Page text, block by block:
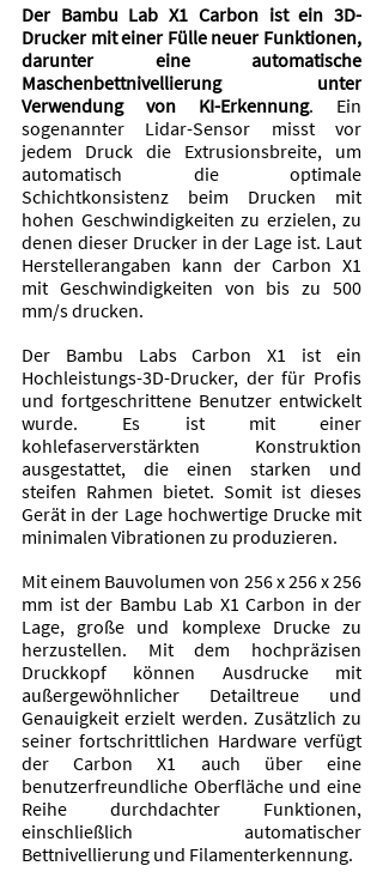
Der Bambu Lab X1 Carbon ist ein 3D-
Drucker mit einer Fülle neuer Funktionen,
darunter eine automatische
Maschenbettnivellierung unter
Verwendung von KI-Erkennung. Ein
sogenannter Lidar-Sensor misst vor
jedem Druck die Extrusionsbreite, um
automatisch die optimale
Schichtkonsistenz beim Drucken mit
hohen Geschwindigkeiten zu erzielen, zu
denen dieser Drucker in der Lage ist. Laut
Herstellerangaben kann der Carbon X1
mit Geschwindigkeiten von bis zu 500
mm/s drucken.
Der Bambu Labs Carbon X1 ist ein
Hochleistungs-3D-Drucker, der für Profis
und fortgeschrittene Benutzer entwickelt
wurde. Es ist mit einer
kohlefaserverstärkten Konstruktion
ausgestattet, die einen starken und
steifen Rahmen bietet. Somit ist dieses
Gerät in der Lage hochwertige Drucke mit
minimalen Vibrationen zu produzieren.
Mit einem Bauvolumen von 256 x 256 x 256
mm ist der Bambu Lab X1 Carbon in der
Lage, große und komplexe Drucke zu
herzustellen. Mit dem hochpräzisen
Druckkopf können Ausdrucke mit
außergewöhnlicher Detailtreue und
Genauigkeit erzielt werden. Zusätzlich zu
seiner fortschrittlichen Hardware verfügt
der Carbon X1 auch über eine
benutzerfreundliche Oberfläche und eine
Reihe durchdachter Funktionen,
einschließlich automatischer
Bettnivellierung und Filamenterkennung.